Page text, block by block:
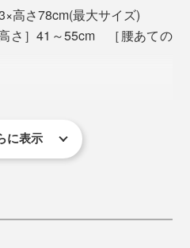
スペースにふさわしいスタ
耕民族で背面の筋肉があま
傾ぎみ。
。高さ78cm(最大サイズ)
さ］41～55cm ［腰あての
一体成形発泡ウレタン
に表示